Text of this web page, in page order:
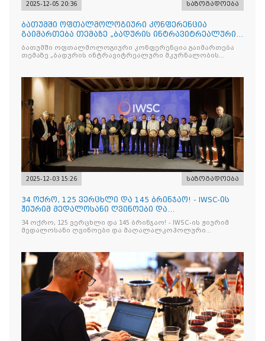
2025-12-05 20:36 საზოგადოება
ბათუმში ოფთალმოლოგიური კონფერენცია
გაიმართება თემაზე „ბადურის ინტრავიტრეალური
მკურნალობის ოპტიმიზაცი
ბათუმში ოფთალმოლოგიური კონფერენცია გაიმართება
თემაზე „ბადურის ინტრავიტრეალური მკურნალობის
2025-12-03 15:26 საზოგადოება
34 ოქრო, 125 ვერცხლი და 145 ბრინჯაო! - IWSC-ის
ჟიურიმ მედალოსანი ღვინოები და
მაღალალკოჰოლური სასმელე
34 ოქრო, 125 ვერცხლი და 145 ბრინჯაო! - IWSC-ის ჟიურიმ
მედალოსანი ღვინოები და მაღალალკოჰოლური